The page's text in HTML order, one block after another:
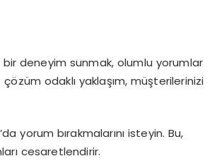
deneyim sunmak, olumlu yorumlar
odaklı yaklaşım, müşterilerinizi
yorum bırakmalarını isteyin. Bu,
cesaretlendirir.